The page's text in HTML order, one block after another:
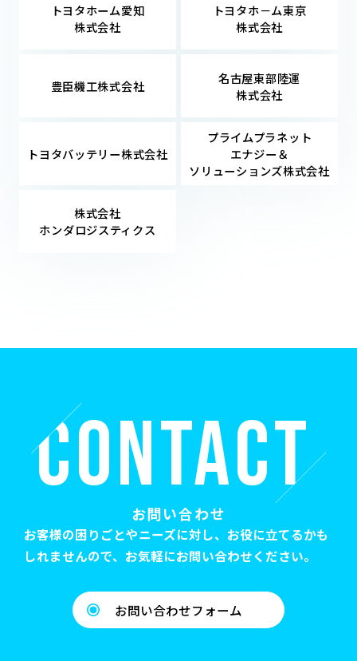
トヨタホーム愛知
株式会社
トヨタホ－ム東京
株式会社
豊臣機工株式会社
名古屋東部陸運
株式会社
トヨタバッテリー株式会社
プライムプラネット
エナジー＆
ソリューションズ株式会社
株式会社
ホンダロジスティクス
CONTACT
お問い合わせ
お客様の困りごとやニーズに対し、お役に立てるかも
しれませんので、お気軽にお問い合わせください。
お問い合わせフォーム